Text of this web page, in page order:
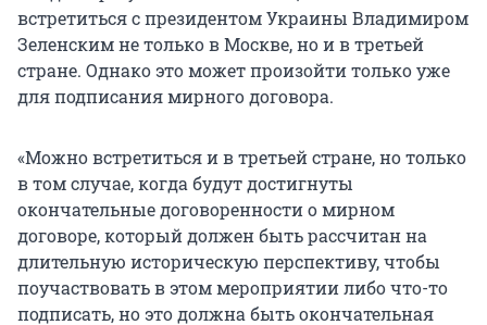
встретиться с президентом Украины Владимиром
Зеленским не только в Москве, но и в третьей
стране. Однако это может произойти только уже
для подписания мирного договора.
«Можно встретиться и в третьей стране, но только
в том случае, когда будут достигнуты
окончательные договоренности о мирном
договоре, который должен быть рассчитан на
длительную историческую перспективу, чтобы
поучаствовать в этом мероприятии либо что-то
подписать, но это должна быть окончательная